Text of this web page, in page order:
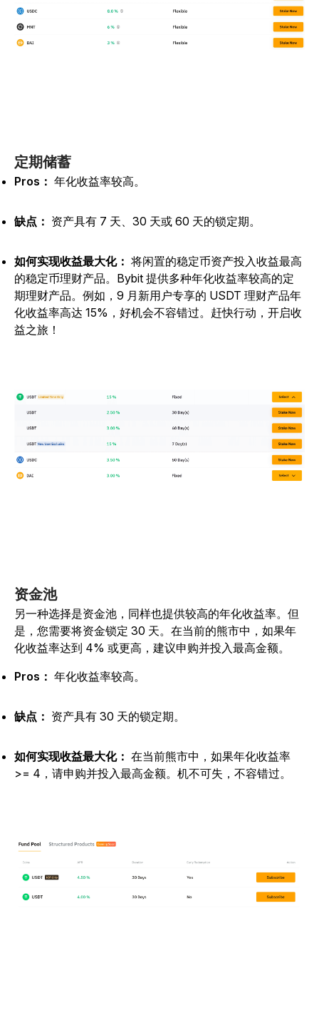
定期储蓄
Pros： 年化收益率较高。
缺点： 资产具有 7 天、30 天或 60 天的锁定期。
如何实现收益最大化： 将闲置的稳定币资产投入收益最高
的稳定币理财产品。Bybit 提供多种年化收益率较高的定
期理财产品。例如，9 月新用户专享的 USDT 理财产品年
化收益率高达 15%，好机会不容错过。赶快行动，开启收
益之旅！
资金池
另一种选择是资金池，同样也提供较高的年化收益率。但
是，您需要将资金锁定 30 天。在当前的熊市中，如果年
化收益率达到 4% 或更高，建议申购并投入最高金额。
Pros： 年化收益率较高。
缺点： 资产具有 30 天的锁定期。
如何实现收益最大化： 在当前熊市中，如果年化收益率
>= 4，请申购并投入最高金额。机不可失，不容错过。